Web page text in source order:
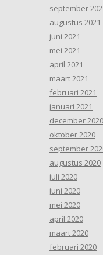
september
augustus 2021
juni 2021
mei 2021
april 2021
maart 2021
februari 2021
januari 2021
december 2020
oktober 2020
september
augustus 2020
juli 2020
juni 2020
mei 2020
april 2020
maart 2020
februari 2020